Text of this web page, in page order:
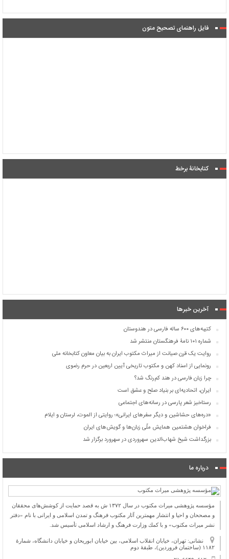
فایل راهنمای تصحیح متون
کتابخانۀ برخط
آخرین خبرها
کتیبه‌های ۶۰۰ ساله فارسی در هندوستان
شماره ۱۰۱ نامۀ فرهنگستان منتشر شد
روایت یک قرن صیانت از میراث مکتوب ایران به بیان معاون کتابخانه ملی
رونمایی از اسناد کهن و مکتوب تاریخی آیین اربعین در حرم رضوی
چرا زبان فارسی در هند کم‌رنگ شد؟
ایران، اتحادیه‌ای بر بنیاد صلح و عشق است
رستاخیز شعر پارسی در رسانه‌های اجتماعی
«دره‌های حشاشین و دیگر سفرهای ایرانی»؛ روایتی از الموت، لرستان و ایلام
فراخوان هشتمین همایش ملّی زبان‌ها و گویش‌های ایران
بزرگداشت شیخ شهاب‌الدین سهروردی در سهرورد برگزار شد
درباره ما
مؤسسه پژوهشی میراث مكتوب در سال ۱۳۷۲ ش به قصد حمایت از كوشش‌های محققان
و مصححان و احیا و انتشار مهمترین آثار مكتوب فرهنگ و تمدن اسلامی و ایرانی با نام «دفتر
نشر میراث مكتوب» و با كمك وزارت فرهنگ و ارشاد اسلامی تأسیس شد.
نشانی: تهران، خیابان انقلاب اسلامی، بین خیابان ابوریحان و خیابان دانشگاه، شمارۀ
۱۱۸۲ (ساختمان فروردین)، طبقۀ دوم